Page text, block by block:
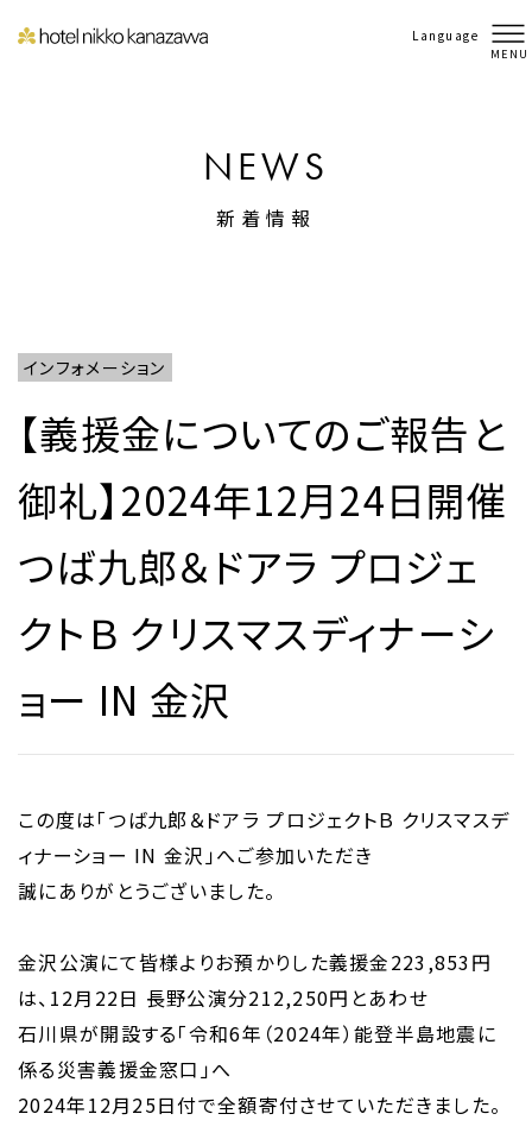
Language
MENU
NEWS
新着情報
インフォメーション
【義援金についてのご報告と
御礼】2024年12月24日開催
つば九郎＆ドアラ プロジェ
クトＢ クリスマスディナーシ
ョー IN 金沢
この度は「つば九郎＆ドアラ プロジェクトＢ クリスマスデ
ィナーショー IN 金沢」へご参加いただき
誠にありがとうございました。
金沢公演にて皆様よりお預かりした義援金223,853円
は、12月22日 長野公演分212,250円とあわせ
石川県が開設する「令和6年（2024年）能登半島地震に
係る災害義援金窓口」へ
2024年12月25日付で全額寄付させていただきました。